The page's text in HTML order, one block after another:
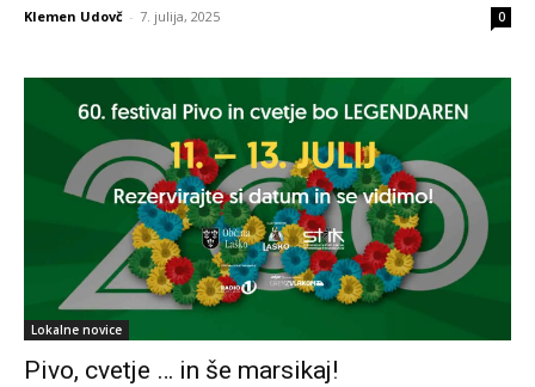
Klemen Udovč - 7. julija, 2025 0
Lokalne novice
Pivo, cvetje … in še marsikaj!